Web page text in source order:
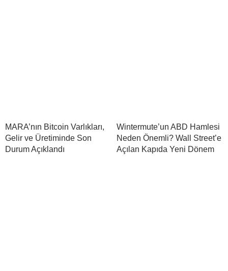
MARA’nın Bitcoin Varlıkları,
Gelir ve Üretiminde Son
Durum Açıklandı
Wintermute’un ABD Hamlesi
Neden Önemli? Wall Street’e
Açılan Kapıda Yeni Dönem